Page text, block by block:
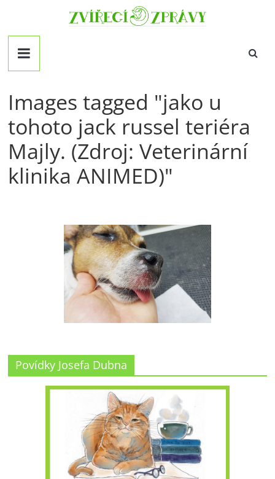
obsahZvirecizpravy.cz
pro
všechny
zvířat
Images tagged "jako u
tohoto jack russel teriéra
Majly. (Zdroj: Veterinární
klinika ANIMED)"
Povídky Josefa Dubna